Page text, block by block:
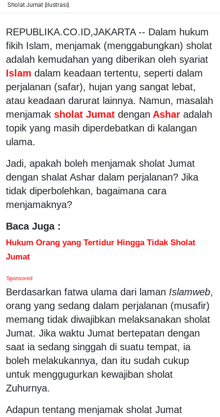
Sholat Jumat (ilustrasi)
REPUBLIKA.CO.ID,JAKARTA -- Dalam hukum
fikih Islam, menjamak (menggabungkan) sholat
adalah kemudahan yang diberikan oleh syariat
Islam dalam keadaan tertentu, seperti dalam
perjalanan (safar), hujan yang sangat lebat,
atau keadaan darurat lainnya. Namun, masalah
menjamak sholat Jumat dengan Ashar adalah
topik yang masih diperdebatkan di kalangan
ulama.
Jadi, apakah boleh menjamak sholat Jumat
dengan shalat Ashar dalam perjalanan? Jika
tidak diperbolehkan, bagaimana cara
menjamaknya?
Baca Juga :
Hukum Orang yang Tertidur Hingga Tidak Sholat
Jumat
Sponsored
Berdasarkan fatwa ulama dari laman Islamweb,
orang yang sedang dalam perjalanan (musafir)
memang tidak diwajibkan melaksanakan sholat
Jumat. Jika waktu Jumat bertepatan dengan
saat ia sedang singgah di suatu tempat, ia
boleh melakukannya, dan itu sudah cukup
untuk menggugurkan kewajiban sholat
Zuhurnya.
Adapun tentang menjamak sholat Jumat